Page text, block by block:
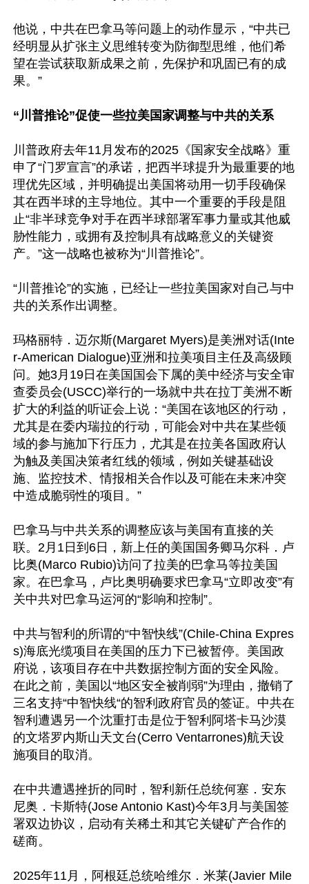
他说，中共在巴拿马等问题上的动作显示，“中共已
经明显从扩张主义思维转变为防御型思维，他们希
望在尝试获取新成果之前，先保护和巩固已有的成
果。”
“川普推论”促使一些拉美国家调整与中共的关系
川普政府去年11月发布的2025《国家安全战略》重
申了“门罗宣言”的承诺，把西半球提升为最重要的地
理优先区域，并明确提出美国将动用一切手段确保
其在西半球的主导地位。其中一个重要的手段是阻
止“非半球竞争对手在西半球部署军事力量或其他威
胁性能力，或拥有及控制具有战略意义的关键资
产。”这一战略也被称为“川普推论”。
“川普推论”的实施，已经让一些拉美国家对自己与中
共的关系作出调整。
玛格丽特．迈尔斯(Margaret Myers)是美洲对话(Inte
r-American Dialogue)亚洲和拉美项目主任及高级顾
问。她3月19日在美国国会下属的美中经济与安全审
查委员会(USCC)举行的一场就中共在拉丁美洲不断
扩大的利益的听证会上说：“美国在该地区的行动，
尤其是在委内瑞拉的行动，可能会对中共在某些领
域的参与施加下行压力，尤其是在拉美各国政府认
为触及美国决策者红线的领域，例如关键基础设
施、监控技术、情报相关合作以及可能在未来冲突
中造成脆弱性的项目。”
巴拿马与中共关系的调整应该与美国有直接的关
联。2月1日到6日，新上任的美国国务卿马尔科．卢
比奥(Marco Rubio)访问了拉美的巴拿马等拉美国
家。在巴拿马，卢比奥明确要求巴拿马“立即改变”有
关中共对巴拿马运河的“影响和控制”。
中共与智利的所谓的“中智快线”(Chile-China Expres
s)海底光缆项目在美国的压力下已被暂停。美国政
府说，该项目存在中共数据控制方面的安全风险。
在此之前，美国以“地区安全被削弱”为理由，撤销了
三名支持“中智快线“的智利政府官员的签证。中共在
智利遭遇另一个沈重打击是位于智利阿塔卡马沙漠
的文塔罗内斯山天文台(Cerro Ventarrones)航天设
施项目的取消。
在中共遭遇挫折的同时，智利新任总统何塞．安东
尼奥．卡斯特(Jose Antonio Kast)今年3月与美国签
署双边协议，启动有关稀土和其它关键矿产合作的
磋商。
2025年11月，阿根廷总统哈维尔．米莱(Javier Mile